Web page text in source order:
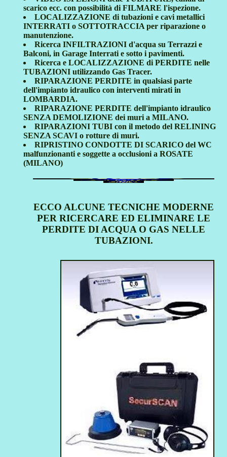
scarico ecc. con possibilità di FILMARE l'ispezione.
LOCALIZZAZIONE di tubazioni e cavi metallici
INTERRATI o SOTTOTRACCIA per riparazione o
manutenzione.
Ricerca INFILTRAZIONI d'acqua su Terrazzi e
Balconi, in Garage Interrati e sotto i pavimenti.
Ricerca e LOCALIZZAZIONE di PERDITE nelle
TUBAZIONI utilizzando Gas Tracer.
RIPARAZIONE PERDITE in qualsiasi parte
dell'impianto idraulico con interventi mirati in
LOMBARDIA.
RIPARAZIONE PERDITE dell'impianto idraulico
SENZA DEMOLIZIONE dei muri a MILANO.
RIPARAZIONI TUBI con il metodo del RELINING
SENZA SCAVI o rotture di muri.
RIPRISTINO CONDOTTE DI SCARICO del WC
malfunzionanti e soggette a occlusioni a ROSATE
(MILANO)
ECCO ALCUNE TECNICHE MODERNE
PER RICERCARE ED ELIMINARE LE
PERDITE DI ACQUA O GAS NELLE
TUBAZIONI.